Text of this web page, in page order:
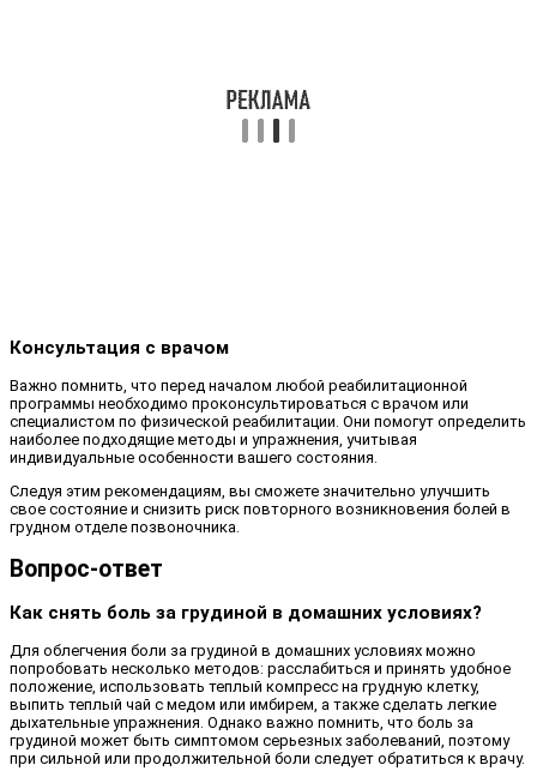
Консультация с врачом
Важно помнить, что перед началом любой реабилитационной
программы необходимо проконсультироваться с врачом или
специалистом по физической реабилитации. Они помогут определить
наиболее подходящие методы и упражнения, учитывая
индивидуальные особенности вашего состояния.
Следуя этим рекомендациям, вы сможете значительно улучшить
свое состояние и снизить риск повторного возникновения болей в
грудном отделе позвоночника.
Вопрос-ответ
Как снять боль за грудиной в домашних условиях?
Для облегчения боли за грудиной в домашних условиях можно
попробовать несколько методов: расслабиться и принять удобное
положение, использовать теплый компресс на грудную клетку,
выпить теплый чай с медом или имбирем, а также сделать легкие
дыхательные упражнения. Однако важно помнить, что боль за
грудиной может быть симптомом серьезных заболеваний, поэтому
при сильной или продолжительной боли следует обратиться к врачу.